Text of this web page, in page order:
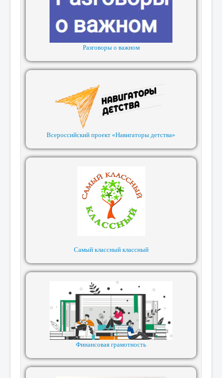
Разговоры о важном
Всероссийский проект «Навигаторы детства»
Самый классный классный
Финансовая грамотность